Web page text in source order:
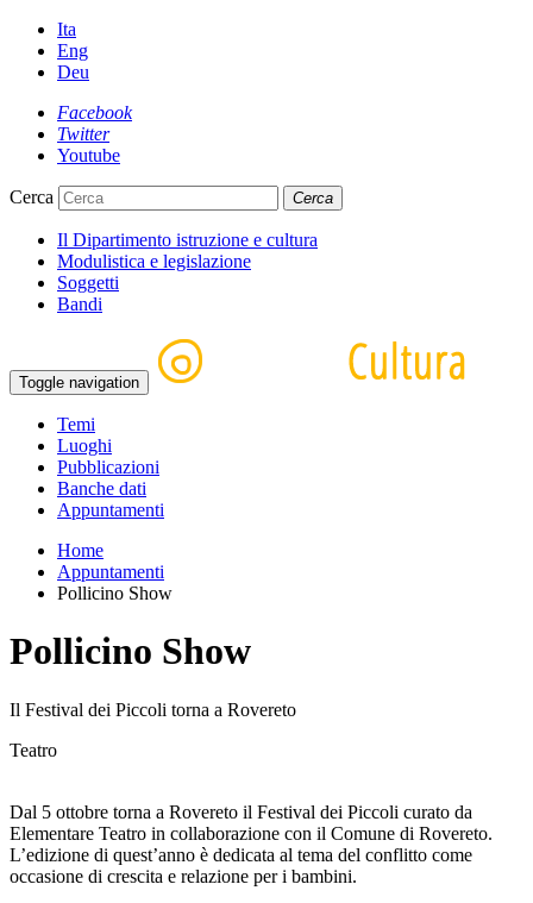
Ita
Eng
Deu
Facebook
Twitter
Youtube
Cerca Cerca
Il Dipartimento istruzione e cultura
Modulistica e legislazione
Soggetti
Bandi
Toggle navigation
Temi
Luoghi
Pubblicazioni
Banche dati
Appuntamenti
Home
Appuntamenti
Pollicino Show
Pollicino Show
Il Festival dei Piccoli torna a Rovereto
Teatro
Dal 5 ottobre torna a Rovereto il Festival dei Piccoli curato da
Elementare Teatro in collaborazione con il Comune di Rovereto.
L’edizione di quest’anno è dedicata al tema del conflitto come
occasione di crescita e relazione per i bambini.